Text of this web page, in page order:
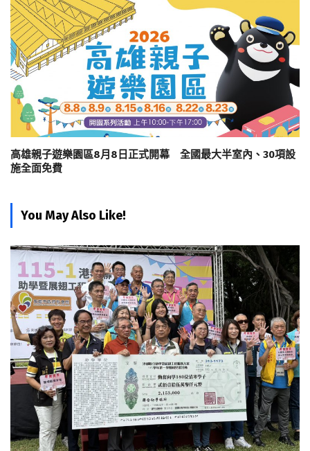
高雄親子遊樂園區8月8日正式開幕 全國最大半室內、30項設
施全面免費
You May Also Like!